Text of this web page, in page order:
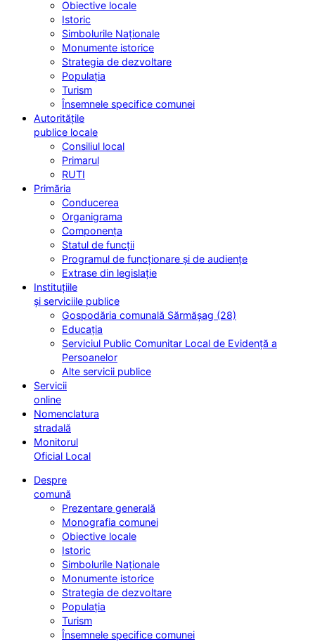
Obiective locale
Istoric
Simbolurile Naționale
Monumente istorice
Strategia de dezvoltare
Populația
Turism
Însemnele specifice comunei
Autoritățile
publice locale
Consiliul local
Primarul
RUTI
Primăria
Conducerea
Organigrama
Componența
Statul de funcții
Programul de funcționare și de audiențe
Extrase din legislație
Instituțiile
și serviciile publice
Gospodăria comunală Sărmășag (28)
Educația
Serviciul Public Comunitar Local de Evidență a
Persoanelor
Alte servicii publice
Servicii
online
Nomenclatura
stradală
Monitorul
Oficial Local
Despre
comună
Prezentare generală
Monografia comunei
Obiective locale
Istoric
Simbolurile Naționale
Monumente istorice
Strategia de dezvoltare
Populația
Turism
Însemnele specifice comunei